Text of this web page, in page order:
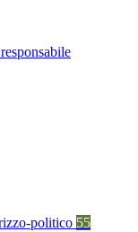
politico 55